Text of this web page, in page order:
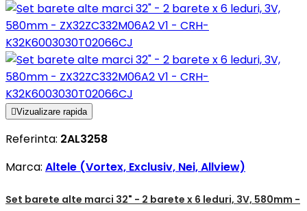
Vizualizare rapida
Referinta: 2AL3258
Marca: Altele (Vortex, Exclusiv, Nei, Allview)
Set barete alte marci 32" - 2 barete x 6 leduri, 3V, 580mm -